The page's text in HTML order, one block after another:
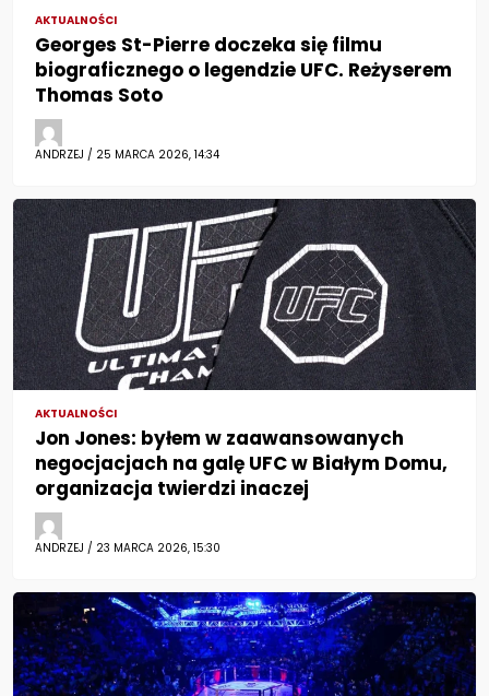
AKTUALNOŚCI
Georges St-Pierre doczeka się filmu
biograficznego o legendzie UFC. Reżyserem
Thomas Soto
ANDRZEJ / 25 MARCA 2026, 14:34
AKTUALNOŚCI
Jon Jones: byłem w zaawansowanych
negocjacjach na galę UFC w Białym Domu,
organizacja twierdzi inaczej
ANDRZEJ / 23 MARCA 2026, 15:30